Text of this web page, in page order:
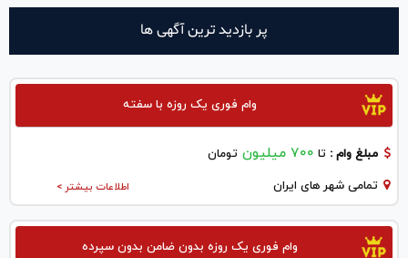
پر بازدید ترین آگهی ها
وام فوری یک روزه با سفته
مبلغ وام : تا 700 میلیون تومان
اطلاعات بیشتر > تمامی شهر های ایران
وام فوری یک روزه بدون ضامن بدون سپرده